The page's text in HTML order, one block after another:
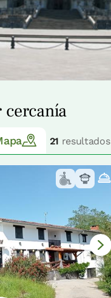
21 resultados